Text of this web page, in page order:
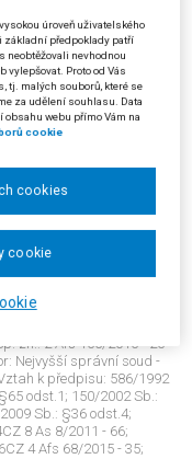
přechod působnosti
zn.: 4 Ads 168/2016 - 36
Nejvyšší správní soud -
Aps 3/2011 - 58;
vázanost právním
zn.: 2 Afs 165/2016 - 26
Nejvyšší správní soud -
k předpisu: 586/1992
odst.1; 150/2002 Sb.:
Sb.: §36 odst.4;
8 As 8/2011 - 66;
4 Afs 68/2015 - 35;
úroveň uživatelského
základní předpoklady patří
neobtěžovali nevhodnou
vylepšovat. Proto od Vás
tj. malých souborů, které se
za udělení souhlasu. Data
webu přímo Vám na
cookie
cookies
cookie